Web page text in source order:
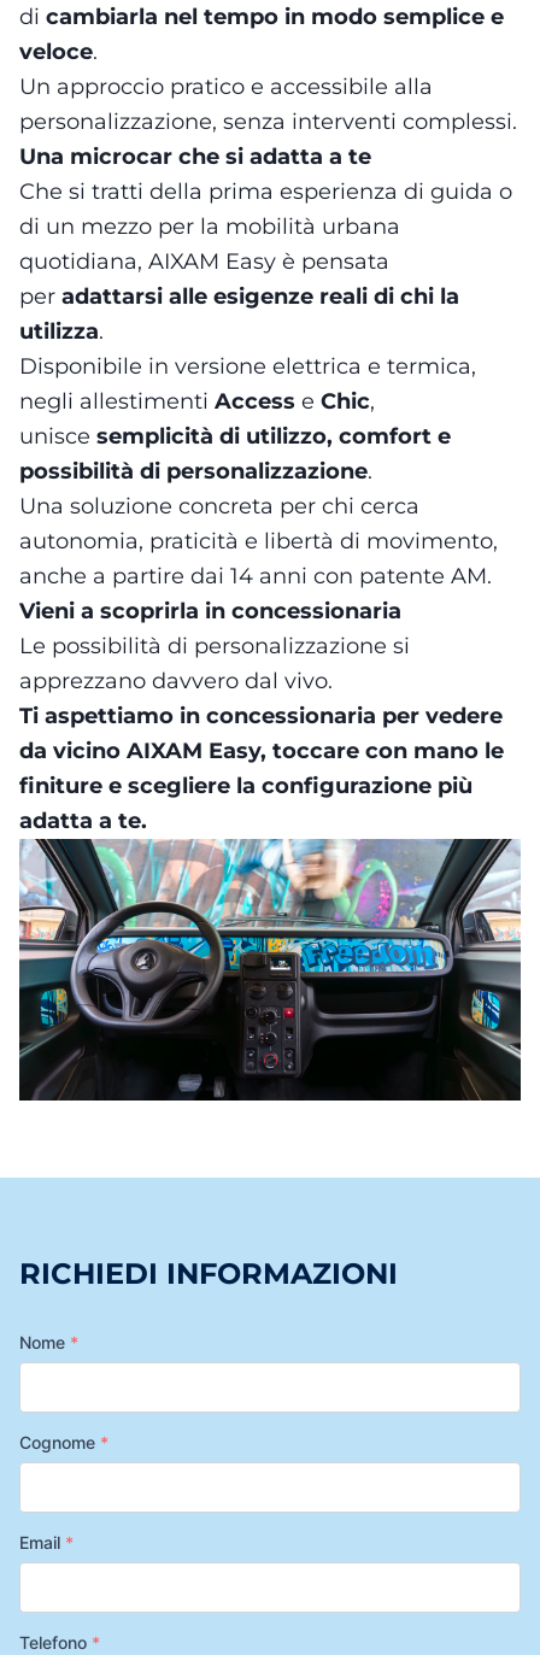
di cambiarla nel tempo in modo semplice e
veloce.
Un approccio pratico e accessibile alla
personalizzazione, senza interventi complessi.
Una microcar che si adatta a te
Che si tratti della prima esperienza di guida o
di un mezzo per la mobilità urbana
quotidiana, AIXAM Easy è pensata
per adattarsi alle esigenze reali di chi la
utilizza.
Disponibile in versione elettrica e termica,
negli allestimenti Access e Chic,
unisce semplicità di utilizzo, comfort e
possibilità di personalizzazione.
Una soluzione concreta per chi cerca
autonomia, praticità e libertà di movimento,
anche a partire dai 14 anni con patente AM.
Vieni a scoprirla in concessionaria
Le possibilità di personalizzazione si
apprezzano davvero dal vivo.
Ti aspettiamo in concessionaria per vedere
da vicino AIXAM Easy, toccare con mano le
finiture e scegliere la configurazione più
adatta a te.
RICHIEDI INFORMAZIONI
Nome *
Cognome *
Email *
Telefono *